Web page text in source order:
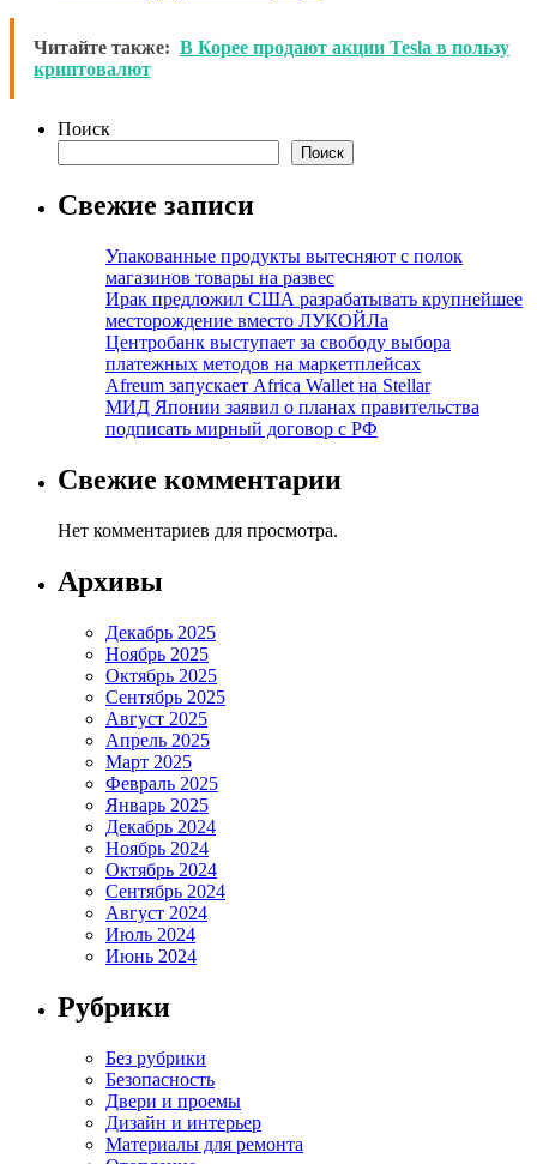
Читайте также: В Корее продают акции Tesla в пользу
криптовалют
Поиск
Поиск
Свежие записи
Упакованные продукты вытесняют с полок
магазинов товары на развес
Ирак предложил США разрабатывать крупнейшее
месторождение вместо ЛУКОЙЛа
Центробанк выступает за свободу выбора
платежных методов на маркетплейсах
Afreum запускает Africa Wallet на Stellar
МИД Японии заявил о планах правительства
подписать мирный договор с РФ
Свежие комментарии
Нет комментариев для просмотра.
Архивы
Декабрь 2025
Ноябрь 2025
Октябрь 2025
Сентябрь 2025
Август 2025
Апрель 2025
Март 2025
Февраль 2025
Январь 2025
Декабрь 2024
Ноябрь 2024
Октябрь 2024
Сентябрь 2024
Август 2024
Июль 2024
Июнь 2024
Рубрики
Без рубрики
Безопасность
Двери и проемы
Дизайн и интерьер
Материалы для ремонта